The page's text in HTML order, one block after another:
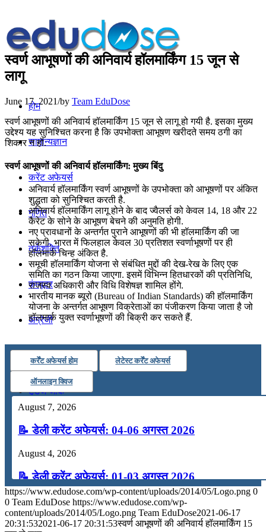
होम
सामान्यज्ञान
करेंट अफेयर्स
गणित
तर्कशक्ति
कंप्यूटर
अंग्रेजी
मॉक टेस्ट
टुडेज जीके
Menu Menu
स्वर्ण आभूषणों की अनिवार्य हॉलमार्किंग 15 जून से
लागू
June 17, 2021/by Team EduDose
स्वर्ण आभूषणों की अनिवार्य हॉलमार्किंग 15 जून से लागू हो गयी है. इसका मुख्य
उद्देश्य यह सुनिश्चित करना है कि उपभोक्ता आभूषण खरीदते समय ठगी का
शिकार न हों.
स्वर्ण आभूषणों की अनिवार्य हॉलमार्किंग: मुख्य बिंदु
अनिवार्य हॉलमार्किंग स्वर्ण आभूषणों के उपभोक्ता को आभूषणों पर अंकित
शुद्धता को सुनिश्चित करती है.
अनिवार्य हॉलमार्किंग लागू होने के बाद ज्वैलर्स को केवल 14, 18 और 22
कैरेट के सोने के आभूषण बेचने की अनुमति होगी.
नए प्रावधानों के अन्तर्गत पुराने आभूषणों की भी हॉलमार्किंग की जा
सकेगी. भारत में फिलहाल केवल 30 प्रतिशत स्वर्णाभूषणों पर ही
हॉलमार्क चिन्ह अंकित है.
समूची हॉलमार्किंग योजना से संबंधित मुद्दों की देख-रेख के लिए एक
समिति का गठन किया जाएगा. इसमें विभिन्न हितधारकों की प्रतिनिधि,
राजस्व अधिकारी और विधि विशेषज्ञ शामिल होंगे.
भारतीय मानक ब्यूरो (Bureau of Indian Standards) की हॉलमार्किंग
योजना के अन्तर्गत आभूषण विक्रेताओं का पंजीकरण किया जाता है जो
हॉलमार्क युक्त स्वर्णाभूषणों की बिक्री कर सकते हैं.
कर्रेंट अफेयर्स होम लेटेस्ट कर्रेंट अफेयर्स
ऑनलाइन क्विज
August 7, 2026
📝 डेली करेंट अफेयर्स: 04-06 अगस्त 2026
August 4, 2026
📝 डेली करेंट अफेयर्स: 01-03 अगस्त 2026
July 31, 2026
📝 डेली करेंट अफेयर्स: 28-31 जुलाई 2026
https://www.edudose.com/wp-content/uploads/2014/05/Logo.png 0
0 Team EduDose https://www.edudose.com/wp-
content/uploads/2014/05/Logo.png Team EduDose2021-06-17
20:31:532021-06-17 20:31:53स्वर्ण आभूषणों की अनिवार्य हॉलमार्किंग 15